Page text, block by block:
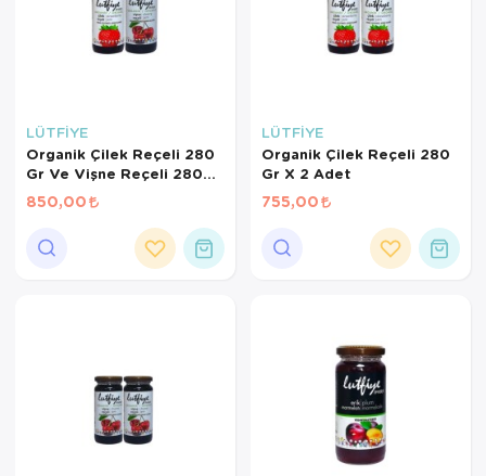
LÜTFİYE
Organik Çilek Reçeli 280
Gr Ve Vişne Reçeli 280
Gr
850,00
LÜTFİYE
Organik Çilek Reçeli 280
Gr X 2 Adet
755,00